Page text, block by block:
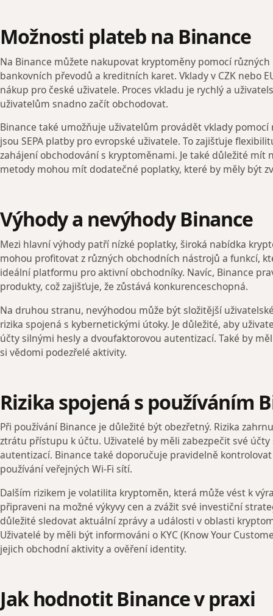
Možnosti plateb na Binance
Na Binance můžete nakupovat kryptoměny pomocí
bankovních převodů a kreditních karet. Vklady v CZK nebo
nákup pro české uživatele. Proces vkladu je rychlý a
uživatelům snadno začít obchodovat.
Binance také umožňuje uživatelům provádět vklady
jsou SEPA platby pro evropské uživatele. To zajišťuje
zahájení obchodování s kryptoměnami. Je také důležité mít
metody mohou mít dodatečné poplatky, které by měly být
Výhody a nevýhody Binance
Mezi hlavní výhody patří nízké poplatky, široká nabídka
mohou profitovat z různých obchodních nástrojů a funkcí,
ideální platformu pro aktivní obchodníky. Navíc, Binance
produkty, což zajišťuje, že zůstává konkurenceschopná.
Na druhou stranu, nevýhodou může být složitější
rizika spojená s kybernetickými útoky. Je důležité, aby
účty silnými hesly a dvoufaktorovou autentizací. Také by
si vědomi podezřelé aktivity.
Rizika spojená s používáním
Při používání Binance je důležité být obezřetný. Rizika
ztrátu přístupu k účtu. Uživatelé by měli zabezpečit své
autentizací. Binance také doporučuje pravidelně
používání veřejných Wi-Fi sítí.
Dalším rizikem je volatilita kryptoměn, která může vést k
připraveni na možné výkyvy cen a zvážit své investiční
důležité sledovat aktuální zprávy a události v oblasti
Uživatelé by měli být informováni o KYC (Know Your
jejich obchodní aktivity a ověření identity.
Jak hodnotit Binance v praxi